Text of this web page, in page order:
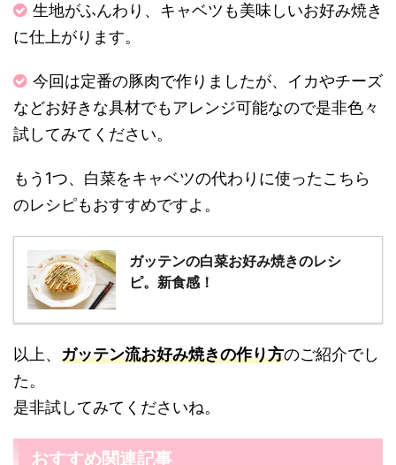
生地がふんわり、キャベツも美味しいお好み焼き
に仕上がります。
今回は定番の豚肉で作りましたが、イカやチーズ
などお好きな具材でもアレンジ可能なので是非色々
試してみてください。
もう1つ、白菜をキャベツの代わりに使ったこちら
のレシピもおすすめですよ。
ガッテンの白菜お好み焼きのレシ
ピ。新食感！
以上、 ガッテン流お好み焼きの作り方のご紹介でし
た。
是非試してみてくださいね。
おすすめ関連記事